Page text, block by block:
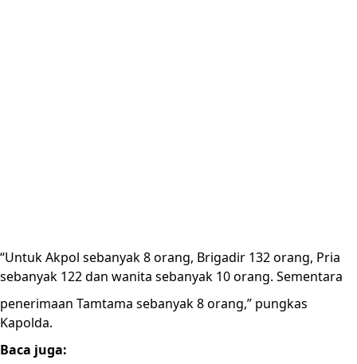
“Untuk Akpol sebanyak 8 orang, Brigadir 132 orang, Pria
sebanyak 122 dan wanita sebanyak 10 orang. Sementara
penerimaan Tamtama sebanyak 8 orang,” pungkas
Kapolda.
Baca juga: